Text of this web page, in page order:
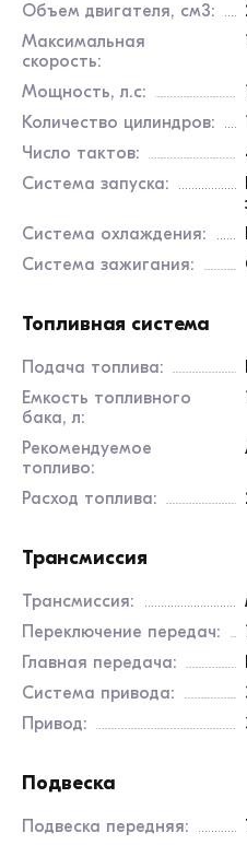
Объем двигателя, см3:
Максимальная
скорость:
Мощность, л.с:
Количество цилиндров:
Число тактов:
Система запуска:
Система охлаждения:
Система зажигания:
Топливная система
Подача топлива:
Емкость топливного
бака, л:
Рекомендуемое
топливо:
Расход топлива:
Трансмиссия
Трансмиссия:
Переключение передач:
Главная передача:
Система привода:
Привод:
Подвеска
Подвеска передняя: